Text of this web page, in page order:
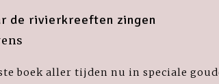
de rivierkreeften zingen
boek aller tijden nu in speciale